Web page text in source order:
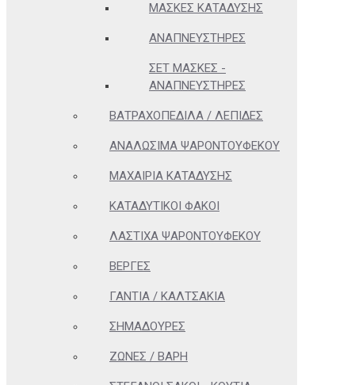
ΜΆΣΚΕΣ ΚΑΤΆΔΥΣΗΣ
ΑΝΑΠΝΕΥΣΤΉΡΕΣ
ΣΕΤ ΜΆΣΚΕΣ -
ΑΝΑΠΝΕΥΣΤΉΡΕΣ
ΒΑΤΡΑΧΟΠΈΔΙΛΑ / ΛΕΠΊΔΕΣ
ΑΝΑΛΏΣΙΜΑ ΨΑΡΟΝΤΟΎΦΕΚΟΥ
ΜΑΧΑΊΡΙΑ ΚΑΤΆΔΥΣΗΣ
ΚΑΤΑΔΥΤΙΚΟΊ ΦΑΚΟΊ
ΛΆΣΤΙΧΑ ΨΑΡΟΝΤΟΎΦΕΚΟΥ
ΒΈΡΓΕΣ
ΓΆΝΤΙΑ / ΚΑΛΤΣΆΚΙΑ
ΣΗΜΑΔΟΎΡΕΣ
ΖΏΝΕΣ / ΒΆΡΗ